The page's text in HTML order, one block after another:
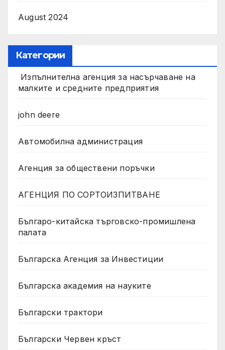
August 2024
Категории
Изпълнителна агенция за насърчаване на
малките и средните предприятия
john deere
Автомобилна администрация
Агенция за обществени поръчки
АГЕНЦИЯ ПО СОРТОИЗПИТВАНЕ
Българо-китайска търговско-промишлена
палата
Българска Агенция за Инвестиции
Българска академия на науките
Български трактори
Български Червен кръст